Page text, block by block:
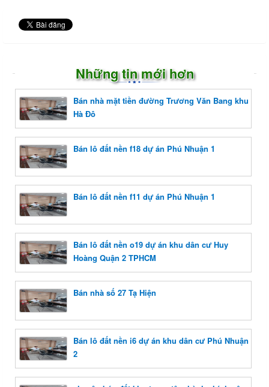
Những tin mới hơn
Bán nhà mặt tiền đường Trương Văn Bang khu
Hà Đô
Bán lô đất nền f18 dự án Phú Nhuận 1
Bán lô đất nền f11 dự án Phú Nhuận 1
Bán lô đất nền o19 dự án khu dân cư Huy
Hoàng Quận 2 TPHCM
Bán nhà số 27 Tạ Hiện
Bán lô đất nền i6 dự án khu dân cư Phú Nhuận
2